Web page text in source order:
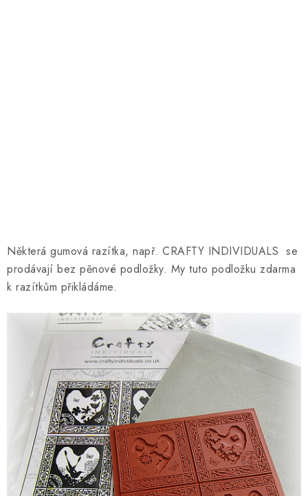
Některá gumová razítka, např. CRAFTY INDIVIDUALS se
prodávají bez pěnové podložky. My tuto podložku zdarma
k razítkům přikládáme.